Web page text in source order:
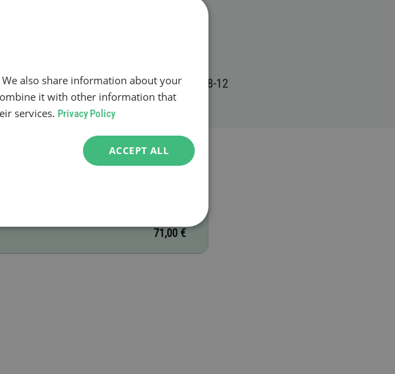
71,00 €
also share information about your
it with other information that
services. Privacy Policy
ACCEPT ALL